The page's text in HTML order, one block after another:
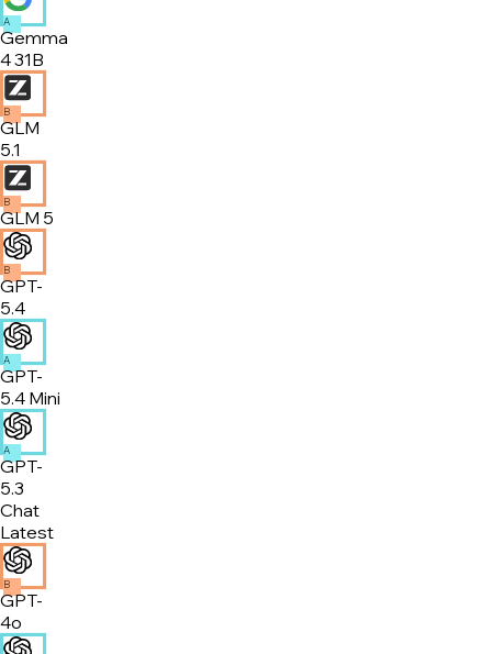
A
Gemma
4 31B
B
GLM
5.1
B
GLM 5
B
GPT-
5.4
A
GPT-
5.4 Mini
A
GPT-
5.3
Chat
Latest
B
GPT-
4o